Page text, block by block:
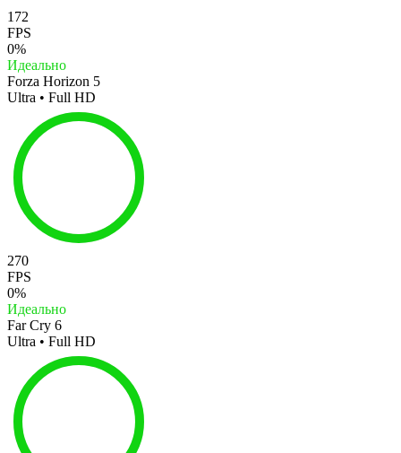
172
FPS
0%
Идеально
Forza Horizon 5
Ultra • Full HD
270
FPS
0%
Идеально
Far Cry 6
Ultra • Full HD